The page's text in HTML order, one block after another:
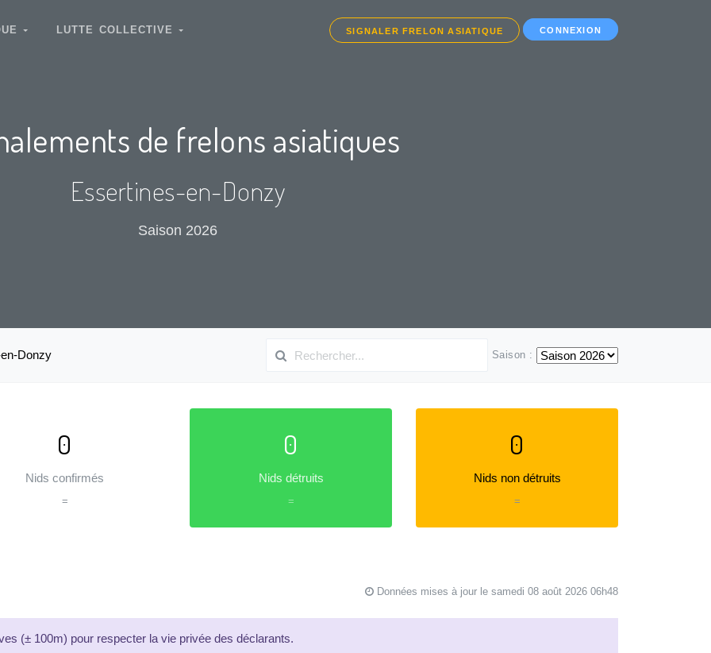
LUTTE COLLECTIVE SIGNALER FRELON ASIATIQUE CONNEXION
de frelons asiatiques
Essertines-en-Donzy
Saison 2026
Donzy Saison :
0
Nids confirmés
=
0
Nids détruits
=
0
Nids non détruits
=
Données mises à jour le samedi 08 août 2026 06h48
(± 100m) pour respecter la vie privée des déclarants.